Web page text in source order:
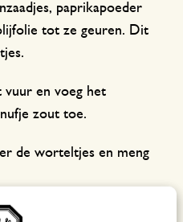
paprikapoeder
tot ze geuren. Dit
vuur en voeg het
zout toe.
de worteltjes en meng
toe en meng de